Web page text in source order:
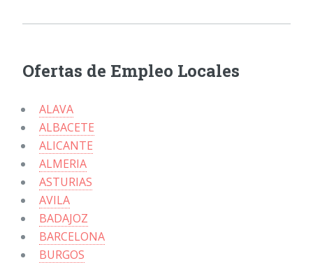
Ofertas de Empleo Locales
ALAVA
ALBACETE
ALICANTE
ALMERIA
ASTURIAS
AVILA
BADAJOZ
BARCELONA
BURGOS